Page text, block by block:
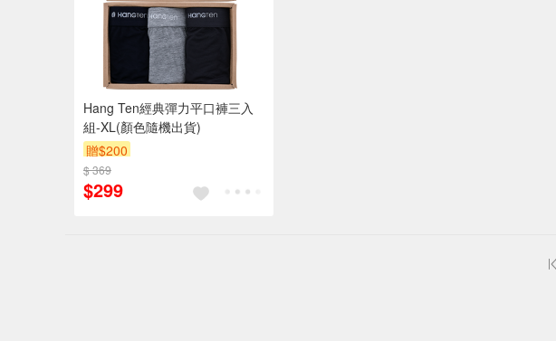
Hang Ten經典彈力平口褲三入
組-XL(顏色隨機出貨)
贈$200
$ 369
$299